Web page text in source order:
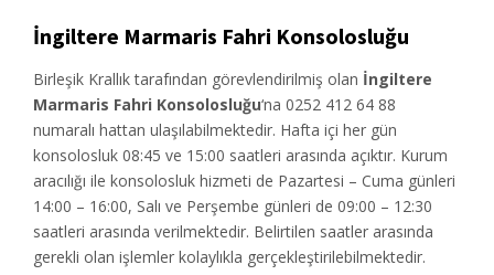
İngiltere Marmaris Fahri Konsolosluğu
Birleşik Krallık tarafından görevlendirilmiş olan İngiltere
Marmaris Fahri Konsolosluğu‘na 0252 412 64 88
numaralı hattan ulaşılabilmektedir. Hafta içi her gün
konsolosluk 08:45 ve 15:00 saatleri arasında açıktır. Kurum
aracılığı ile konsolosluk hizmeti de Pazartesi – Cuma günleri
14:00 – 16:00, Salı ve Perşembe günleri de 09:00 – 12:30
saatleri arasında verilmektedir. Belirtilen saatler arasında
gerekli olan işlemler kolaylıkla gerçekleştirilebilmektedir.